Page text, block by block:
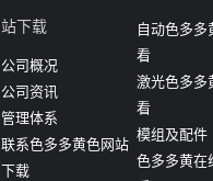
站下载
公司概况
公司资讯
管理体系
联系色多多黄色网站
下载
自动色多多
看
激光色多多
看
模组及配件
色多多黄在